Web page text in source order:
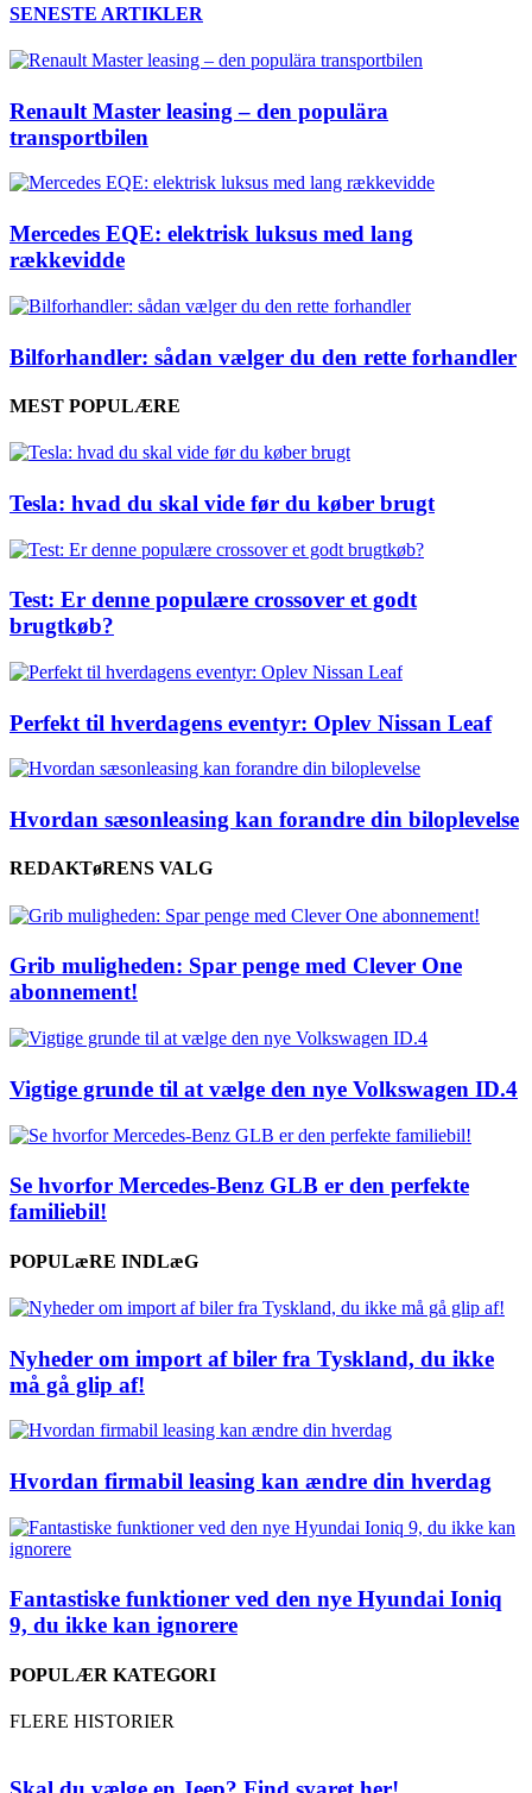
SENESTE ARTIKLER
Renault Master leasing – den populära
transportbilen
Mercedes EQE: elektrisk luksus med lang
rækkevidde
Bilforhandler: sådan vælger du den rette forhandler
MEST POPULÆRE
Tesla: hvad du skal vide før du køber brugt
Test: Er denne populære crossover et godt
brugtkøb?
Perfekt til hverdagens eventyr: Oplev Nissan Leaf
Hvordan sæsonleasing kan forandre din biloplevelse
REDAKTøRENS VALG
Grib muligheden: Spar penge med Clever One
abonnement!
Vigtige grunde til at vælge den nye Volkswagen ID.4
Se hvorfor Mercedes-Benz GLB er den perfekte
familiebil!
POPULæRE INDLæG
Nyheder om import af biler fra Tyskland, du ikke
må gå glip af!
Hvordan firmabil leasing kan ændre din hverdag
Fantastiske funktioner ved den nye Hyundai Ioniq
9, du ikke kan ignorere
POPULÆR KATEGORI
FLERE HISTORIER